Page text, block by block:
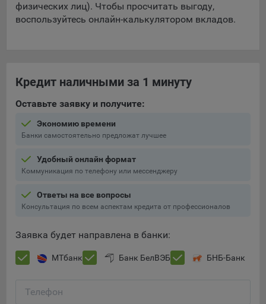
выявлять трудности, возникающие при использовании
сайта, а также позволяют оценить эффективность
9.5. Файлы cookie, применяемые для определения целевой
аудитории и в рекламных целях, например Яндекс.Метрика,
Технические/Функциональные, хранятся не более года;
Необходимые для функционирования веб-аналитических
платформ «Google Analytics», «Яндекс.Метрика»
передаются третьим лицам, часть из которых хранятся во
время пользования сайтом;
Остальные - не более года.
Отключение аналитических файлов cookie не позволяет
определять предпочтения пользователей сайта, в том числе
меры по совершенствованию работы сайта исходя из
физических лиц). Чтобы просчитать выгоду,
воспользуйтесь онлайн-калькулятором вкладов.
Кредит наличными за 1 минуту
Оставьте заявку и получите:
Экономию времени
Банки самостоятельно предложат лучшее
Удобный онлайн формат
Коммуникация по телефону или мессенджеру
Ответы на все вопросы
Консультация по всем аспектам кредита от профессионалов
Заявка будет направлена в банки:
МТбанк Банк БелВЭБ БНБ-Банк
Телефон